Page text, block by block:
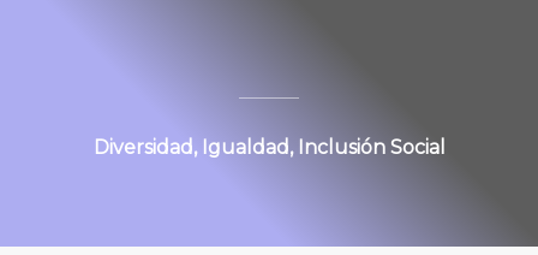
Diversidad, Igualdad, Inclusión Social